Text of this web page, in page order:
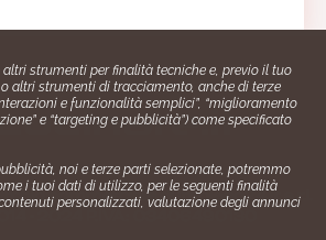
commerciale di Impiego24.it s.r.l.
- 2024 P.IVA: 03406490130
strumenti per finalità tecniche e, previo il tuo
altri strumenti di tracciamento, anche di terze
e funzionalità semplici”, “miglioramento
e “targeting e pubblicità”) come specificato
noi e terze parti selezionate, potremmo
i tuoi dati di utilizzo, per le seguenti finalità
personalizzati, valutazione degli annunci